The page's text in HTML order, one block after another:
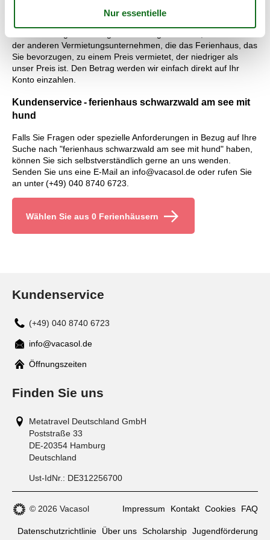
gilt für Sie selbstverständlich die Preisgarantie von Vacasol. Alle
der anderen Vermietungsunternehmen, die das Ferienhaus, das
Sie bevorzugen, zu einem Preis vermietet, der niedriger als
unser Preis ist. Den Betrag werden wir einfach direkt auf Ihr
Konto einzahlen.
Kundenservice - ferienhaus schwarzwald am see mit
hund
Falls Sie Fragen oder spezielle Anforderungen in Bezug auf Ihre
Suche nach "ferienhaus schwarzwald am see mit hund" haben,
können Sie sich selbstverständlich gerne an uns wenden.
Senden Sie uns eine E-Mail an info@vacasol.de oder rufen Sie
an unter (+49) 040 8740 6723.
Wählen Sie aus 0 Ferienhäusern
Kundenservice
(+49) 040 8740 6723
Mail
info@vacasol.de
Öffnungszeiten
Finden Sie uns
Metatravel Deutschland GmbH
Poststraße 33
DE-20354 Hamburg
Deutschland
Ust-IdNr.: DE312256700
© 2026 Vacasol Impressum Kontakt Cookies FAQ
Datenschutzrichtlinie Über uns Scholarship Jugendförderung